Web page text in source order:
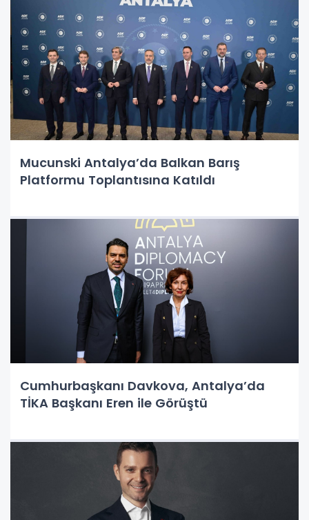
Mucunski Antalya’da Balkan Barış
Platformu Toplantısına Katıldı
Cumhurbaşkanı Davkova, Antalya’da
TİKA Başkanı Eren ile Görüştü